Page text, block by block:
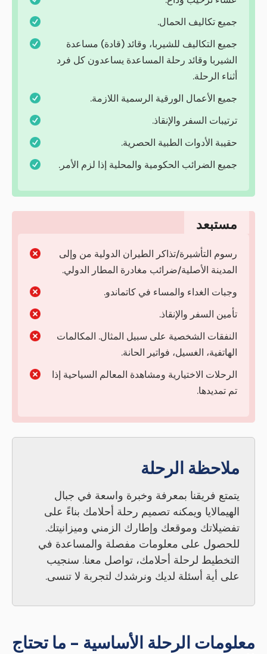
جميع تكاليف الحمال.
جميع التكاليف للشيربا، وقائد (قادة) مساعدة
الشيربا وقائد رحلة المساعدة يساعدون كل فرد
أثناء الرحلة.
جميع الأعمال الورقية الرسمية اللازمة.
ترتيبات السفر والإنقاذ.
حقيبة الأدوات الطبية الحصرية.
جميع الضرائب الحكومية والمحلية إذا لزم الأمر.
مستبعد
رسوم التأشيرة/تذاكر الطيران الدولية من وإلى
المدينة الأصلية/ضرائب مغادرة المطار الدولي.
وجبات الغداء والمساء في كاتماندو.
تأمين السفر والإنقاذ.
النفقات الشخصية على سبيل المثال. المكالمات
الهاتفية، الغسيل، فواتير الحانة.
الرحلات الاختيارية ومشاهدة المعالم السياحية إذا
تم تمديدها.
ملاحظة الرحلة
يتمتع فريقنا بمعرفة وخبرة واسعة في جبال
الهيمالايا ويمكنه تصميم رحلة أحلامك بناءً على
تفضيلاتك وموقعك وإطارك الزمني وميزانيتك.
للحصول على معلومات مفصلة والمساعدة في
التخطيط لرحلة أحلامك، تواصل معنا. سنجيب
على أية أسئلة لديك ونرشدك لتجربة لا تنسى.
معلومات الرحلة الأساسية - ما تحتاج